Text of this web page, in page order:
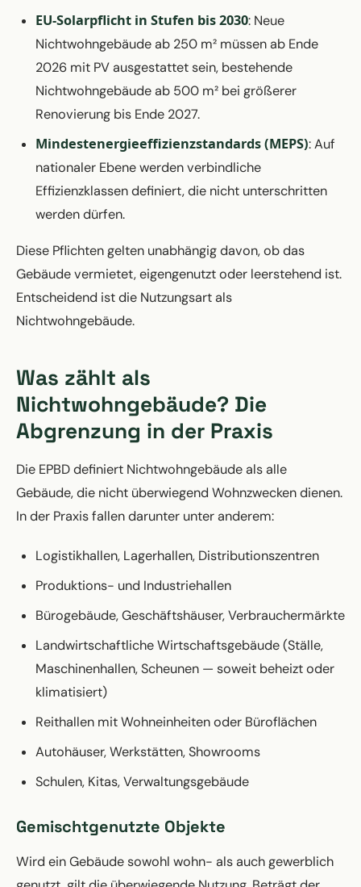
EU-Solarpflicht in Stufen bis 2030: Neue
Nichtwohngebäude ab 250 m² müssen ab Ende
2026 mit PV ausgestattet sein, bestehende
Nichtwohngebäude ab 500 m² bei größerer
Renovierung bis Ende 2027.
Mindestenergieeffizienzstandards (MEPS): Auf
nationaler Ebene werden verbindliche
Effizienzklassen definiert, die nicht unterschritten
werden dürfen.
Diese Pflichten gelten unabhängig davon, ob das
Gebäude vermietet, eigengenutzt oder leerstehend ist.
Entscheidend ist die Nutzungsart als
Nichtwohngebäude.
Was zählt als
Nichtwohngebäude? Die
Abgrenzung in der Praxis
Die EPBD definiert Nichtwohngebäude als alle
Gebäude, die nicht überwiegend Wohnzwecken dienen.
In der Praxis fallen darunter unter anderem:
Logistikhallen, Lagerhallen, Distributionszentren
Produktions- und Industriehallen
Bürogebäude, Geschäftshäuser, Verbrauchermärkte
Landwirtschaftliche Wirtschaftsgebäude (Ställe,
Maschinenhallen, Scheunen — soweit beheizt oder
klimatisiert)
Reithallen mit Wohneinheiten oder Büroflächen
Autohäuser, Werkstätten, Showrooms
Schulen, Kitas, Verwaltungsgebäude
Gemischtgenutzte Objekte
Wird ein Gebäude sowohl wohn- als auch gewerblich